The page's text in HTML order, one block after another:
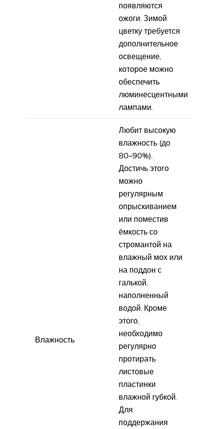
появляются
ожоги. Зимой
цветку требуется
дополнительное
освещение,
которое можно
обеспечить
люминесцентными
лампами.
Влажность
Любит высокую
влажность (до
80–90%).
Достичь этого
можно
регулярным
опрыскиванием
или поместив
ёмкость со
стромантой на
влажный мох или
на поддон с
галькой,
наполненный
водой. Кроме
этого,
необходимо
регулярно
протирать
листовые
пластинки
влажной губкой.
Для
поддержания